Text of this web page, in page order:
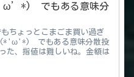
でもある意味分
ちょっとこまごま買い過ぎ
(*'ω'*) でもある意味分散投
た、指値は難しいね。金額は